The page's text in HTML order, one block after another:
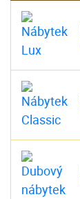
stůl D